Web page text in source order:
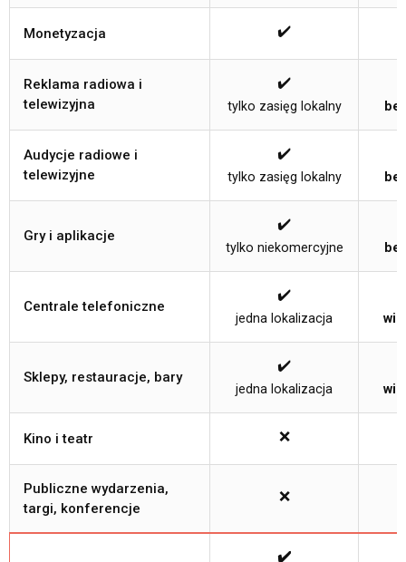
Monetyzacja ✔️
Reklama radiowa i
telewizyjna
✔️
tylko zasięg lokalny
Audycje radiowe i
telewizyjne
✔️
tylko zasięg lokalny
Gry i aplikacje
✔️
tylko niekomercyjne
Centrale telefoniczne
✔️
jedna lokalizacja
Sklepy, restauracje, bary
✔️
jedna lokalizacja
Kino i teatr ❌
Publiczne wydarzenia,
targi, konferencje
❌
✔️